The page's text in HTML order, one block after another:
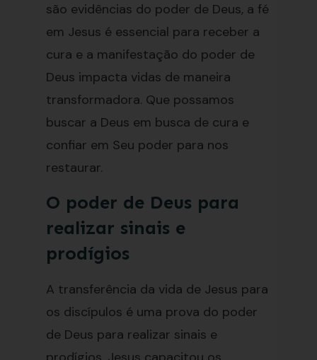
são evidências do poder de Deus, a fé
em Jesus é essencial para receber a
cura e a manifestação do poder de
Deus impacta vidas de maneira
transformadora. Que possamos
buscar a Deus em busca de cura e
confiar em Seu poder para nos
restaurar.
O poder de Deus para
realizar sinais e
prodígios
A transferência da vida de Jesus para
os discípulos é uma prova do poder
de Deus para realizar sinais e